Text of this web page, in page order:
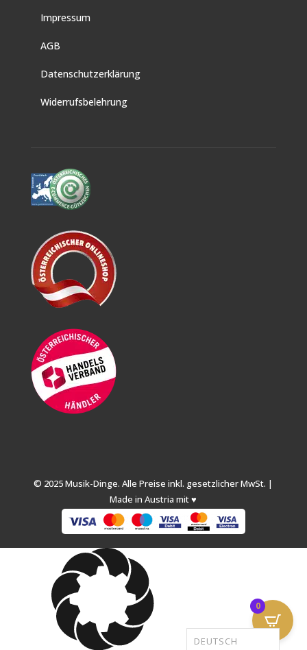
Impressum
AGB
Datenschutzerklärung
Widerrufsbelehrung
© 2025 Musik-Dinge. Alle Preise inkl. gesetzlicher MwSt. |
Made in Austria mit ♥
0
DEUTSCH